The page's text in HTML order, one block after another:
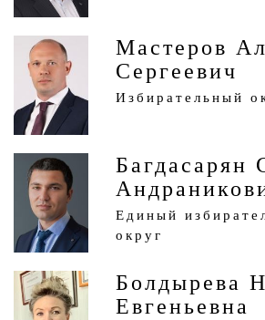
Мастеров
Сергеевич
Избирательный
Багдасарян
Единый
округ
Болдырева
Евгеньевна